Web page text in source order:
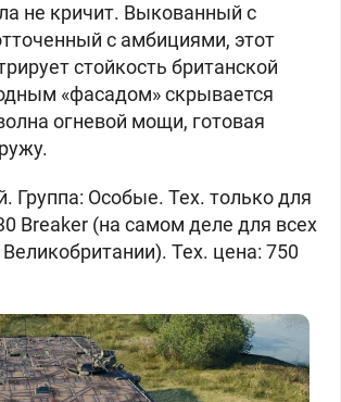
не кричит. Выкованный с
с амбициями, этот
стойкость британской
«фасадом» скрывается
огневой мощи, готовая
Группа: Особые. Тех. только для
Breaker (на самом деле для всех
Тех. цена: 750